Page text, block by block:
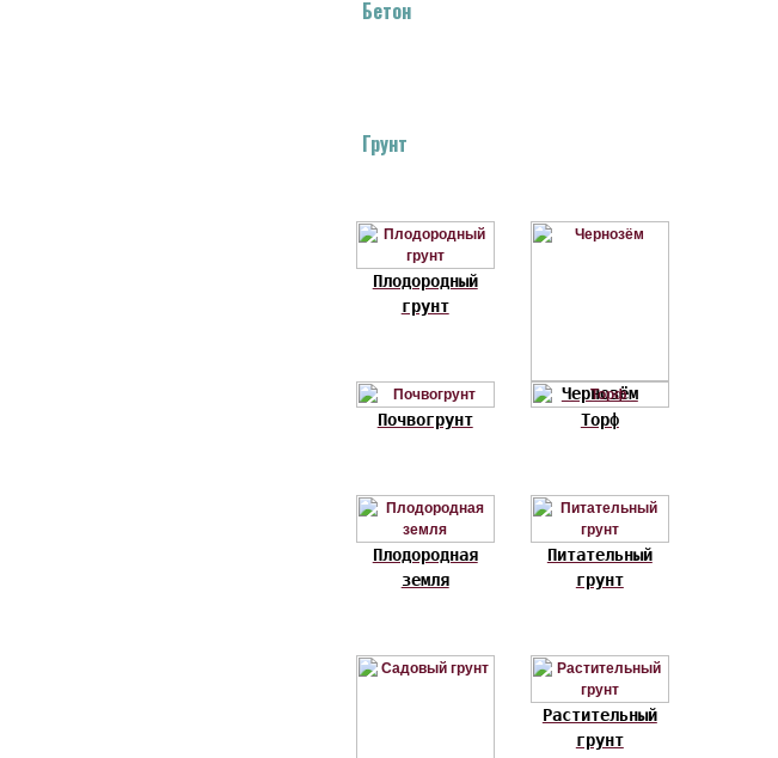
Бетон
Грунт
Плодородный
грунт
Чернозём
Почвогрунт
Торф
Плодородная
земля
Питательный
грунт
Растительный
грунт